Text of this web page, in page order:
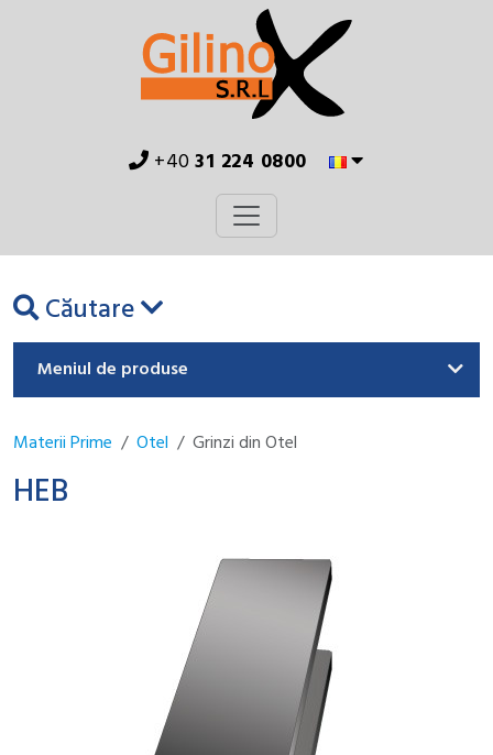
+4031 224 0800
Căutare
Meniul de produse
Materii Prime Otel Grinzi din Otel
HEB